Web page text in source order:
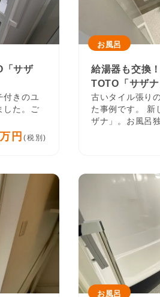
「サザ
付きのユ
した。ご
円 (税別)
お風呂
給湯器も交換
TOTO「サザ
古いタイル張り
た事例です。 新
ザナ」。お風呂
お風呂